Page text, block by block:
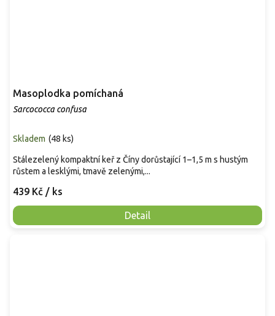
Masoplodka pomíchaná
Sarcococca confusa
Skladem (48 ks)
439 Kč / ks
Detail
Stálezelený kompaktní keř z Číny dorůstající 1–1,5 m s hustým
růstem a lesklými, tmavě zelenými,...